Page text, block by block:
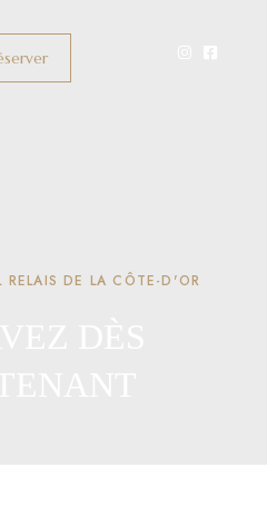
RELAIS DE LA CÔTE-D'OR